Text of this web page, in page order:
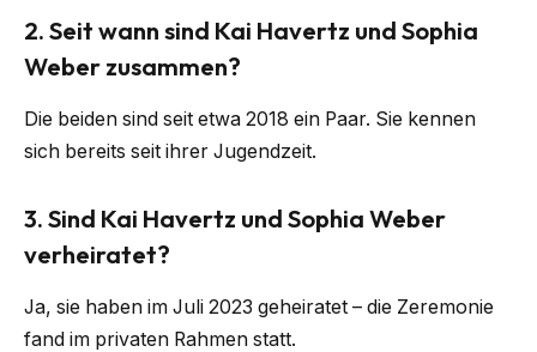
2. Seit wann sind Kai Havertz und Sophia
Weber zusammen?
Die beiden sind seit etwa 2018 ein Paar. Sie kennen
sich bereits seit ihrer Jugendzeit.
3. Sind Kai Havertz und Sophia Weber
verheiratet?
Ja, sie haben im Juli 2023 geheiratet – die Zeremonie
fand im privaten Rahmen statt.